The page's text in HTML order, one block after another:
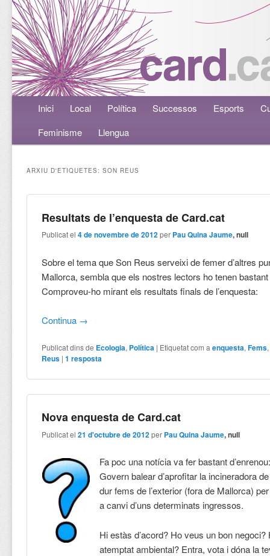
Menú principalAneu al contingut principal
Aneu al contingut secundari
Inici Local Política Successos Esports
Feminisme
Llengua
ARXIU D'ETIQUETES:SON REUS
Resultats de l’enquesta de Card.cat
Publicat el4 de novembre de 2012 per Pau Quina Jaume, null
Sobre el tema que Son Reus serveixi de femer d’altres
Mallorca, sembla que els nostres lectors ho tenen
Comproveu-ho mirant els resultats finals de l’enquesta:
Continua →
Publicat dins de Ecologia, Política | Etiquetat com a enquesta,Fems
Reus |1 resposta
Nova enquesta de Card.cat
Publicat el21 d'octubre de 2012 per Pau Quina Jaume, null
Fa poc una notícia va fer bastant
Govern balear d’aprofitar la incineradora
dur fems de l’exterior (fora de Mallorca)
a canvi d’uns determinats ingressos.
Hi estàs d’acord? Ho veus un bon
atemptat ambiental? Entra, vota i dóna la